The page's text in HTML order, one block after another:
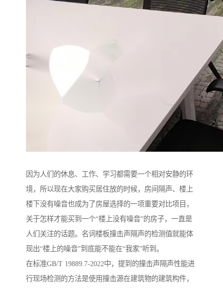
因为人们的休息、工作、学习都需要一个相对安静的环
境，所以现在大家购买居住放的时候，房间隔声、楼上
楼下没有噪音也成为了房屋选择的一项重要对比项目，
关于怎样才能买到一个“楼上没有噪音”的房子，一直是
人们关注的话题。名词楼板撞击声隔声的检测值就能体
现出“楼上的噪音”到底能不能在“我家”听到。
在标准GB/T 19889.7-2022中，提到的撞击声隔声性能进
行现场检测的方法是使用撞击源在建筑物的建筑构件，